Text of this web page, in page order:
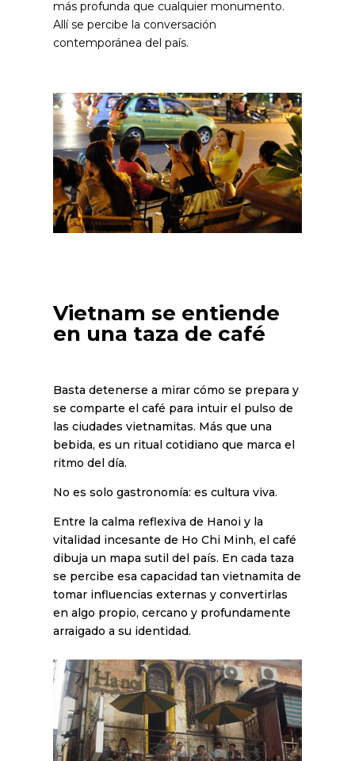
más profunda que cualquier monumento.
Allí se percibe la conversación
contemporánea del país.
Vietnam se entiende
en una taza de café
Basta detenerse a mirar cómo se prepara y
se comparte el café para intuir el pulso de
las ciudades vietnamitas. Más que una
bebida, es un ritual cotidiano que marca el
ritmo del día.
No es solo gastronomía: es cultura viva.
Entre la calma reflexiva de Hanoi y la
vitalidad incesante de Ho Chi Minh, el café
dibuja un mapa sutil del país. En cada taza
se percibe esa capacidad tan vietnamita de
tomar influencias externas y convertirlas
en algo propio, cercano y profundamente
arraigado a su identidad.